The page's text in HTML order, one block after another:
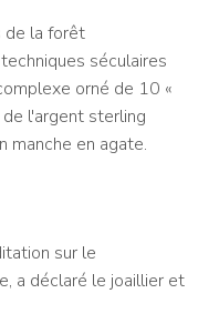
de la forêt
séculaires
orné de 10 «
l'argent sterling
manche en agate.
sur le
a déclaré le joaillier et